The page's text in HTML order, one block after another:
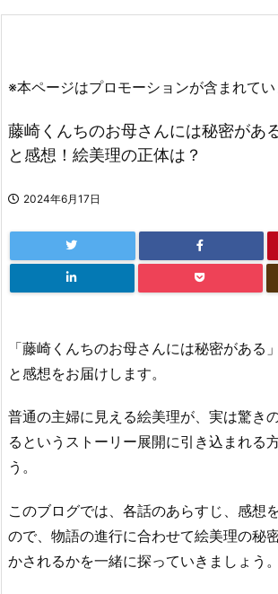
※本ページはプロモーションが含まれてい
藤崎くんちのお母さんには秘密があ
と感想！絵美理の正体は？
2024年6月17日
「藤崎くんちのお母さんには秘密がある
と感想をお届けします。
普通の主婦に見える絵美理が、実は驚き
るというストーリー展開に引き込まれる
う。
このブログでは、各話のあらすじ、感想
ので、物語の進行に合わせて絵美理の秘
かされるかを一緒に探っていきましょう。